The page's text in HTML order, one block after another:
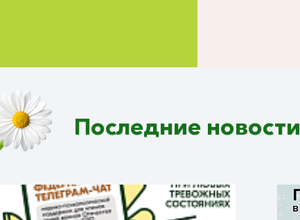
Последние новости